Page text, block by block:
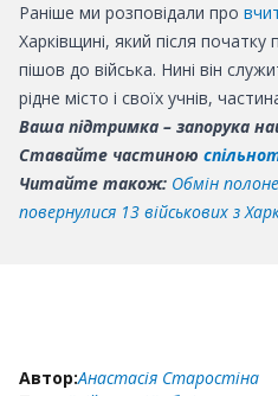
Раніше ми розповідали про
Харківщині, який після
пішов до війська. Нині він
рідне місто і своїх учнів,
Ваша підтримка – запорука
Ставайте частиною
Читайте також: Обмін
повернулися 13 військових з
Автор:Анастасія Старостіна